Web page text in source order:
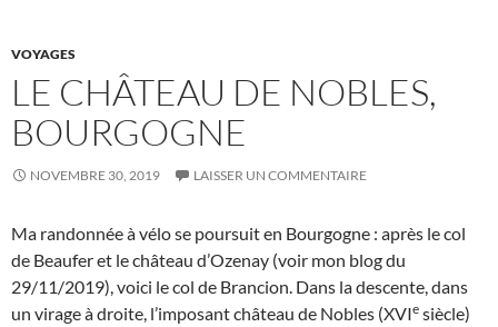
VOYAGES
LE CHÂTEAU DE NOBLES,
BOURGOGNE
NOVEMBRE 30, 2019 LAISSER UN COMMENTAIRE
Ma randonnée à vélo se poursuit en Bourgogne : après le col
de Beaufer et le château d’Ozenay (voir mon blog du
29/11/2019), voici le col de Brancion. Dans la descente, dans
un virage à droite, l’imposant château de Nobles (XVIe siècle)